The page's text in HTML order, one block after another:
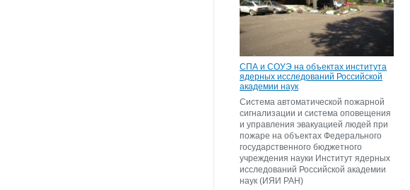
СПА и СОУЭ на объектах института
ядерных исследований Российской
академии наук
Система автоматической пожарной
сигнализации и система оповещения
и управления эвакуацией людей при
пожаре на объектах Федерального
государственного бюджетного
учреждения науки Институт ядерных
исследований Российской академии
наук (ИЯИ РАН)